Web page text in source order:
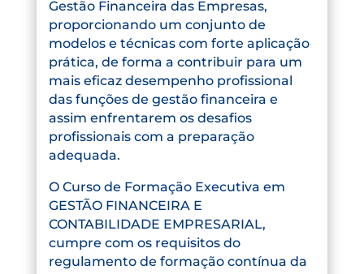
Gestão Financeira das Empresas,
proporcionando um conjunto de
modelos e técnicas com forte aplicação
prática, de forma a contribuir para um
mais eficaz desempenho profissional
das funções de gestão financeira e
assim enfrentarem os desafios
profissionais com a preparação
adequada.
O Curso de Formação Executiva em
GESTÃO FINANCEIRA E
CONTABILIDADE EMPRESARIAL,
cumpre com os requisitos do
regulamento de formação contínua da